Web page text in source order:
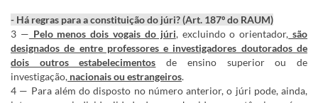
- Há regras para a constituição do júri? (Art. 187º do RAUM)
3 — Pelo menos dois vogais do júri, excluindo o orientador, são
designados de entre professores e investigadores doutorados de
dois outros estabelecimentos de ensino superior ou de
investigação, nacionais ou estrangeiros.
4 — Para além do disposto no número anterior, o júri pode, ainda,